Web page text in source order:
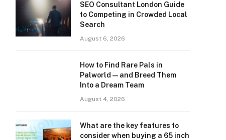
SEO Consultant London Guide
to Competing in Crowded Local
Search
August 6, 2026
How to Find Rare Pals in
Palworld — and Breed Them
Into a Dream Team
August 4, 2026
What are the key features to
consider when buying a 65 inch